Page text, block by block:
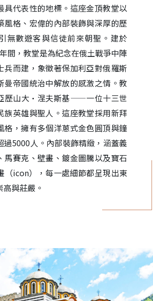
具代表性的地標。這座金頂教堂以
風格、宏偉的內部裝飾與深厚的歷
無數遊客與信徒前來朝聖。建於
間，教堂是為紀念在俄土戰爭中陣
兵而建，象徵著保加利亞對俄羅斯
曼帝國統治中解放的感激之情。教
歷山大·涅夫斯基——一位十三世
族英雄與聖人。這座教堂採用新拜
格，擁有多個洋蔥式金色圓頂與鐘
過5000人。內部裝飾精緻，涵蓋義
馬賽克、壁畫、鍍金圖騰以及寶石
（icon），每一處細節都呈現出東
與莊嚴。